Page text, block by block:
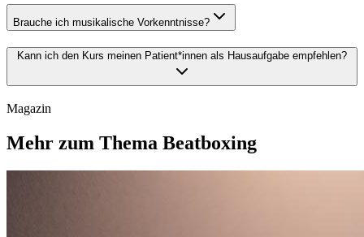
Brauche ich musikalische Vorkenntnisse?
Kann ich den Kurs meinen Patient*innen als Hausaufgabe empfehlen?
Magazin
Mehr zum Thema Beatboxing